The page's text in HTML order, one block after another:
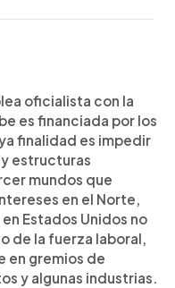
oficialista con la
es financiada por los
finalidad es impedir
estructuras
mundos que
en el Norte,
Estados Unidos no
de la fuerza laboral,
en gremios de
y algunas industrias.